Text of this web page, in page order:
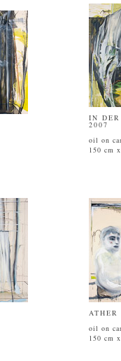
IN
2007
oil on
150 cm
oil on
150 cm